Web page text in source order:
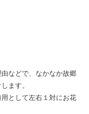
などで、なかなか故郷
ます。
として左右１対にお花